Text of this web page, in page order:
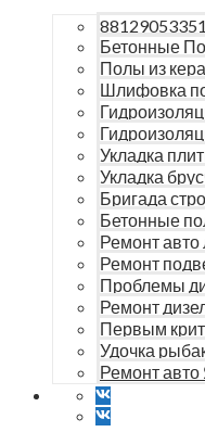
88129053351
Бетонные
Полы из
Шлифовка
Укладка
Укладка
Бригада
Бетонные
Ремонт
Ремонт
Проблемы
Ремонт
Первым
Удочка
Ремонт авто